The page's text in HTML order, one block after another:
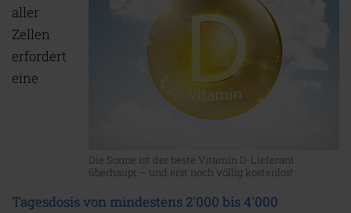
Die Sonne ist der beste Vitamin D-Lieferant
überhaupt – und erst noch völlig kostenlos!
aller
Zellen
erfordert
eine
Tagesdosis von mindestens 2'000 bis 4'000